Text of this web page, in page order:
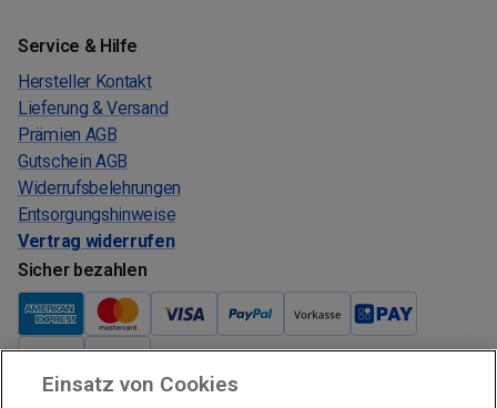
Service & Hilfe
Hersteller Kontakt
Lieferung & Versand
Prämien AGB
Gutschein AGB
Widerrufsbelehrungen
Entsorgungshinweise
Vertrag widerrufen
Sicher bezahlen
Verkauf und Versand
Einsatz von Cookies